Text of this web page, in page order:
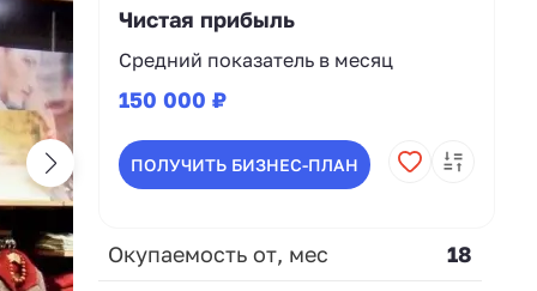
Чистая прибыль
Средний показатель в месяц
150 000 ₽
ПОЛУЧИТЬ БИЗНЕС-ПЛАН
Окупаемость от, мес
18